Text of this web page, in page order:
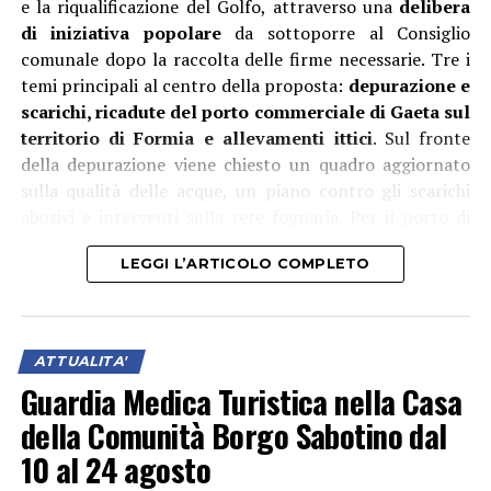
e la riqualificazione del Golfo, attraverso una delibera
di iniziativa popolareda sottoporre al Consiglio
comunale dopo la raccolta delle firme necessarie. Tre i
temi principali al centro della proposta: depurazione e
scarichi, ricadute del porto commerciale di Gaeta sul
territorio di Formia e allevamenti ittici. Sul fronte
della depurazione viene chiesto un quadro aggiornato
sulla qualità delle acque, un piano contro gli scarichi
Gaeta si propone un maggiore coinvolgimento di Formia
nelle decisioni, informazioni preventive sull’arrivo delle
e maggiori controlli sui mezzi pesanti legati ai traffici
portuali. Per gli allevamenti ittici viene chiesto invece di
coinvolgere Comune di Gaeta e Regione Lazio per
arrivare alla delocalizzazione degli impianti dall’area
interna del Golfo e alla rimozione delle strutture
dismesse. Il percorso proseguirà ora con una fase di
ascolto aperta a cittadini, associazioni e operatori del
LEGGI L’ARTICOLO COMPLETO
ATTUALITA'
Guardia Medica Turistica nella Casa
della Comunità Borgo Sabotino dal
10 al 24 agosto